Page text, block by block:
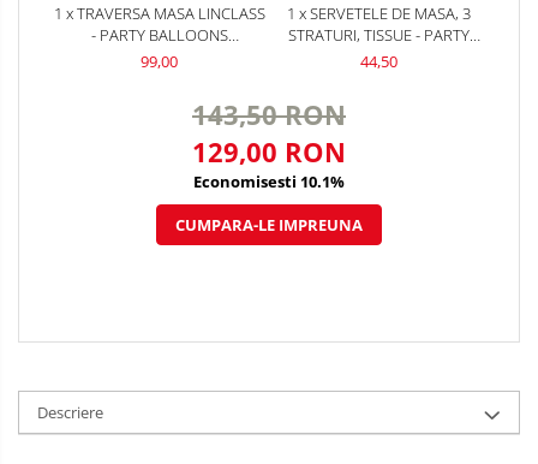
1 x TRAVERSA MASA LINCLASS
- PARTY BALLOONS
(BALOANE) / 40 CM X 24 M / 1
99,00
1 x SERVETELE DE MASA, 3
STRATURI, TISSUE - PARTY
BALLOONS / 33 X 33 CM / 100
44,50
143,50 RON
129,00 RON
Economisesti 10.1%
CUMPARA-LE IMPREUNA
Descriere